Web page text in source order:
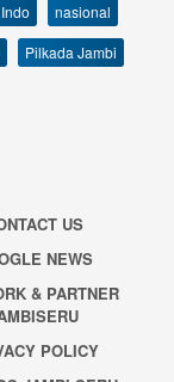
nasional
Pilkada Jambi
US
NEWS
& PARTNER
POLICY